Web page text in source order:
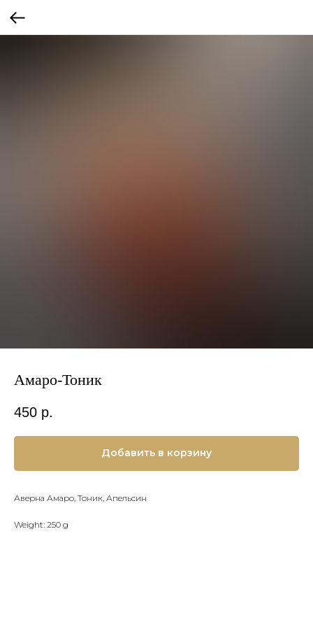
Амаро-Тоник
450 р.
Добавить в корзину
Аверна Амаро, Тоник, Апельсин
Weight: 250 g